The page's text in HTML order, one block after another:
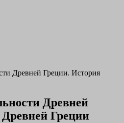
Древней Греции. История
Древней
Греции